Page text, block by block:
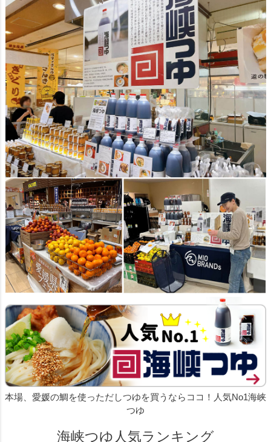
本場、愛媛の鯛を使っただしつゆを買うならココ！人気No1海峡
つゆ
海峡つゆ人気ランキング